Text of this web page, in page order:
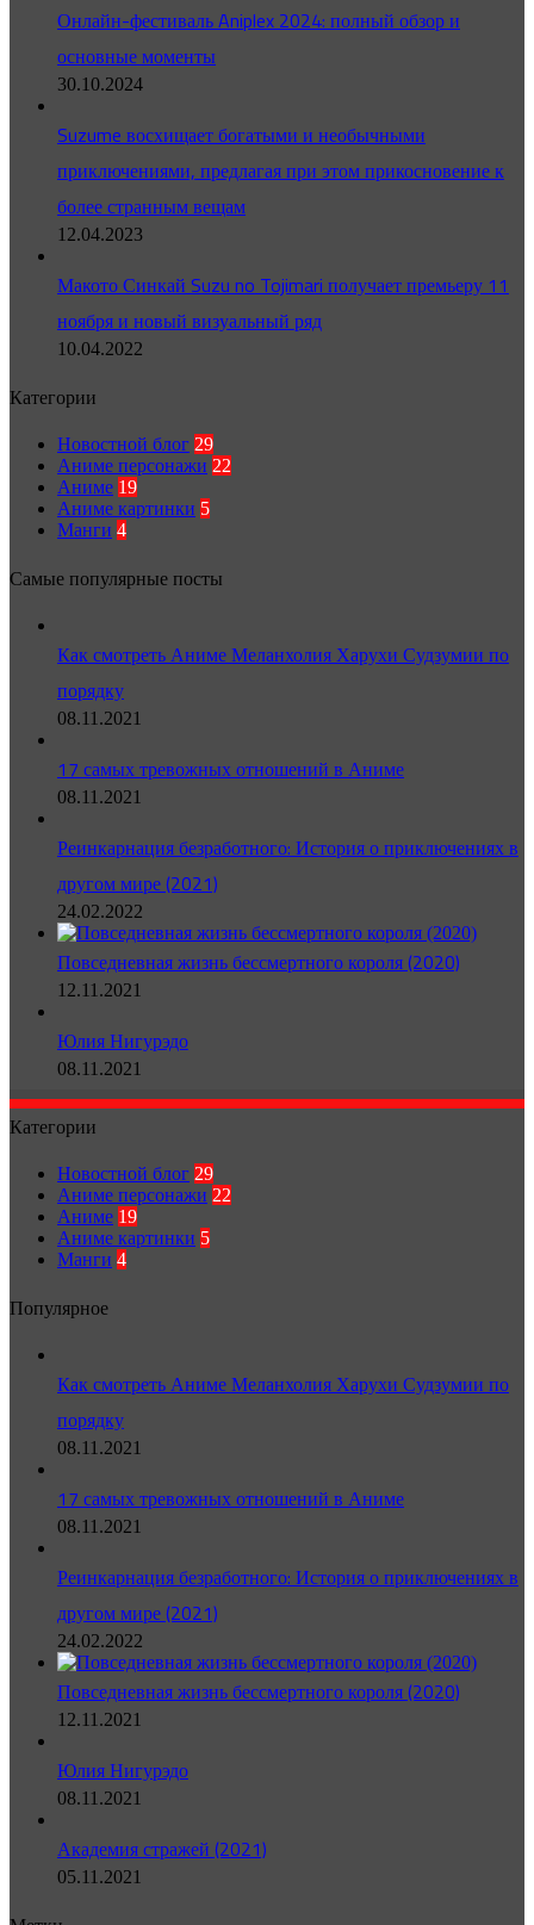
Онлайн-фестиваль Aniplex 2024: полный обзор и
основные моменты
30.10.2024
Suzume восхищает богатыми и необычными
приключениями, предлагая при этом прикосновение к
более странным вещам
12.04.2023
Макото Синкай Suzu no Tojimari получает премьеру 11
ноября и новый визуальный ряд
10.04.2022
Категории
Новостной блог 29
Аниме персонажи 22
Аниме 19
Аниме картинки 5
Манги 4
Самые популярные посты
Как смотреть Аниме Меланхолия Харухи Судзумии по
порядку
08.11.2021
17 самых тревожных отношений в Аниме
08.11.2021
Реинкарнация безработного: История о приключениях в
другом мире (2021)
24.02.2022
Повседневная жизнь бессмертного короля (2020)
12.11.2021
Юлия Нигурэдо
08.11.2021
Категории
Новостной блог 29
Аниме персонажи 22
Аниме 19
Аниме картинки 5
Манги 4
Популярное
Как смотреть Аниме Меланхолия Харухи Судзумии по
порядку
08.11.2021
17 самых тревожных отношений в Аниме
08.11.2021
Реинкарнация безработного: История о приключениях в
другом мире (2021)
24.02.2022
Повседневная жизнь бессмертного короля (2020)
12.11.2021
Юлия Нигурэдо
08.11.2021
Академия стражей (2021)
05.11.2021